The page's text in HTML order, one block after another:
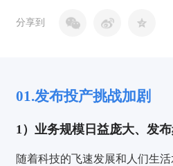
分享到
01.发布投产挑战加剧
1）业务规模日益庞大、发
随着科技的飞速发展和人们生